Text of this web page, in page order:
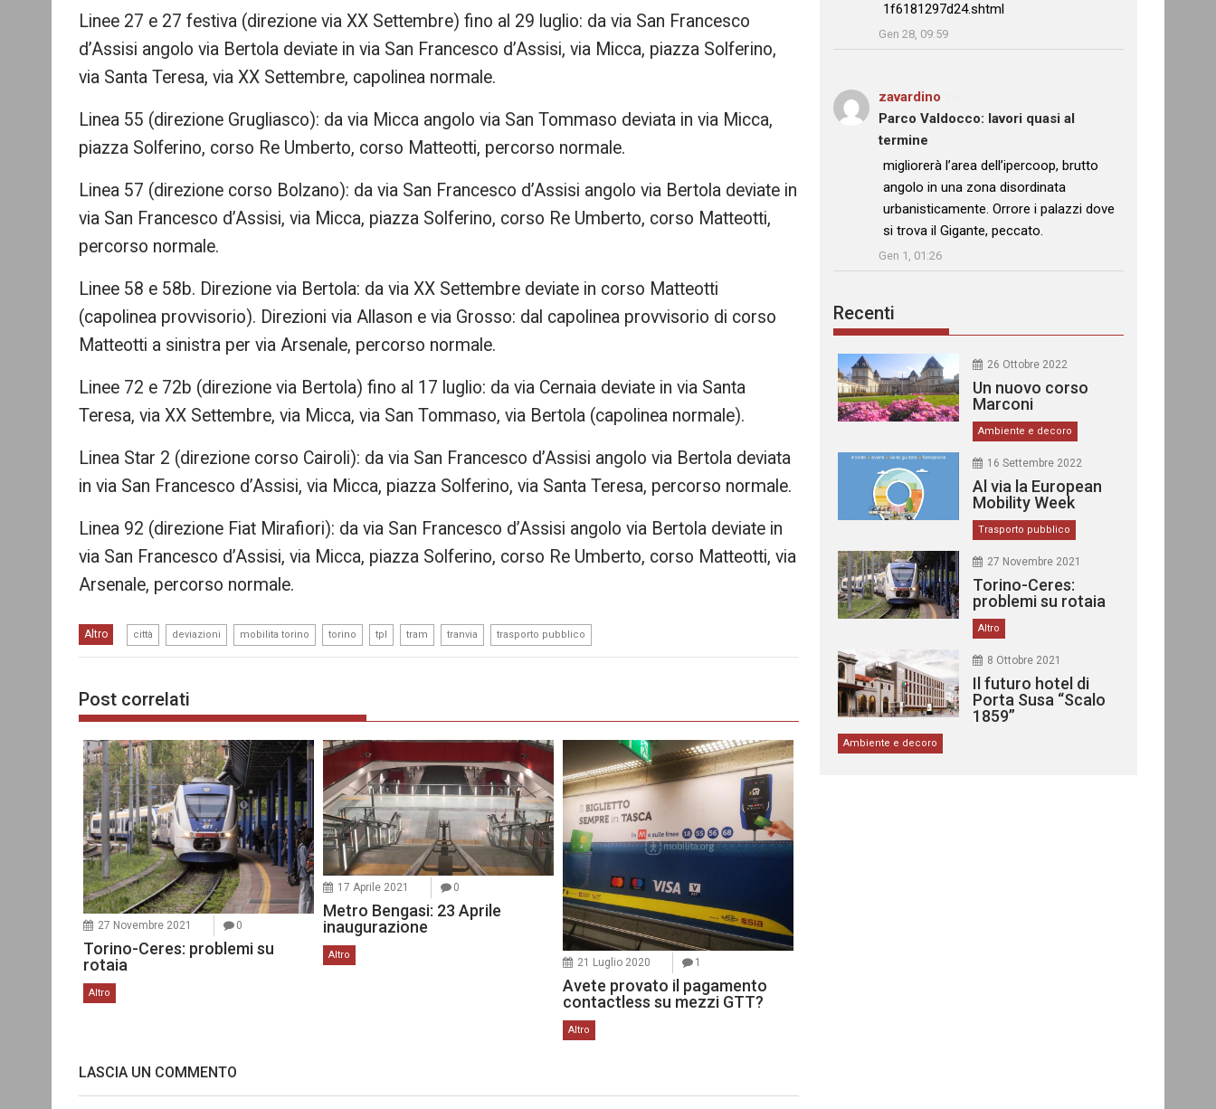
Linee 27 e 27 festiva (direzione via XX Settembre) fino al 29 luglio: da via San Francesco
d’Assisi angolo via Bertola deviate in via San Francesco d’Assisi, via Micca, piazza Solferino,
via Santa Teresa, via XX Settembre, capolinea normale.
Linea 55 (direzione Grugliasco): da via Micca angolo via San Tommaso deviata in via Micca,
piazza Solferino, corso Re Umberto, corso Matteotti, percorso normale.
Linea 57 (direzione corso Bolzano): da via San Francesco d’Assisi angolo via Bertola deviate in
via San Francesco d’Assisi, via Micca, piazza Solferino, corso Re Umberto, corso Matteotti,
percorso normale.
Linee 58 e 58b. Direzione via Bertola: da via XX Settembre deviate in corso Matteotti
(capolinea provvisorio). Direzioni via Allason e via Grosso: dal capolinea provvisorio di corso
Matteotti a sinistra per via Arsenale, percorso normale.
Linee 72 e 72b (direzione via Bertola) fino al 17 luglio: da via Cernaia deviate in via Santa
Teresa, via XX Settembre, via Micca, via San Tommaso, via Bertola (capolinea normale).
Linea Star 2 (direzione corso Cairoli): da via San Francesco d’Assisi angolo via Bertola deviata
in via San Francesco d’Assisi, via Micca, piazza Solferino, via Santa Teresa, percorso normale.
Linea 92 (direzione Fiat Mirafiori): da via San Francesco d’Assisi angolo via Bertola deviate in
via San Francesco d’Assisi, via Micca, piazza Solferino, corso Re Umberto, corso Matteotti, via
Arsenale, percorso normale.
Altro città deviazioni mobilita torino torino tpl tram tranvia trasporto pubblico
Post correlati
27 Novembre 2021 0
Torino-Ceres: problemi su
rotaia
Altro
17 Aprile 2021 0
Metro Bengasi: 23 Aprile
inaugurazione
Altro
21 Luglio 2020 1
Avete provato il pagamento
contactless su mezzi GTT?
Altro
LASCIA UN COMMENTO
1f6181297d24.shtml
Gen 28, 09:59
zavardino
Parco Valdocco: lavori quasi al
termine
: “
migliorerà l’area dell’ipercoop, brutto
angolo in una zona disordinata
urbanisticamente. Orrore i palazzi dove
si trova il Gigante, peccato.
Gen 1, 01:26
Recenti
26 Ottobre 2022
Un nuovo corso
Marconi
Ambiente e decoro
16 Settembre 2022
Al via la European
Mobility Week
Trasporto pubblico
27 Novembre 2021
Torino-Ceres:
problemi su rotaia
Altro
8 Ottobre 2021
Il futuro hotel di
Porta Susa “Scalo
1859”
Ambiente e decoro